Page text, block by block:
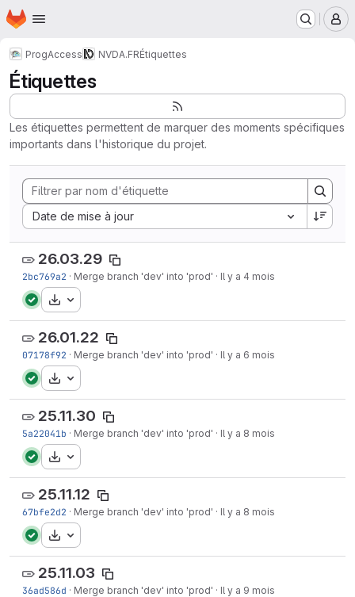
Passer au contenu principal
Page d'accueil
ProgAccess NVDA.FRÉtiquettes
Étiquettes
Les étiquettes permettent de marquer des moments spécifiques
importants dans l'historique du projet.
Date de mise à jour
Sort by:
26.03.29
2bc769a2 · Merge branch 'dev' into 'prod' · Il y a 4 mois
Télécharger
26.01.22
07178f92 · Merge branch 'dev' into 'prod' · Il y a 6 mois
Télécharger
25.11.30
5a22041b · Merge branch 'dev' into 'prod' · Il y a 8 mois
Télécharger
25.11.12
67bfe2d2 · Merge branch 'dev' into 'prod' · Il y a 8 mois
Télécharger
25.11.03
36ad586d · Merge branch 'dev' into 'prod' · Il y a 9 mois